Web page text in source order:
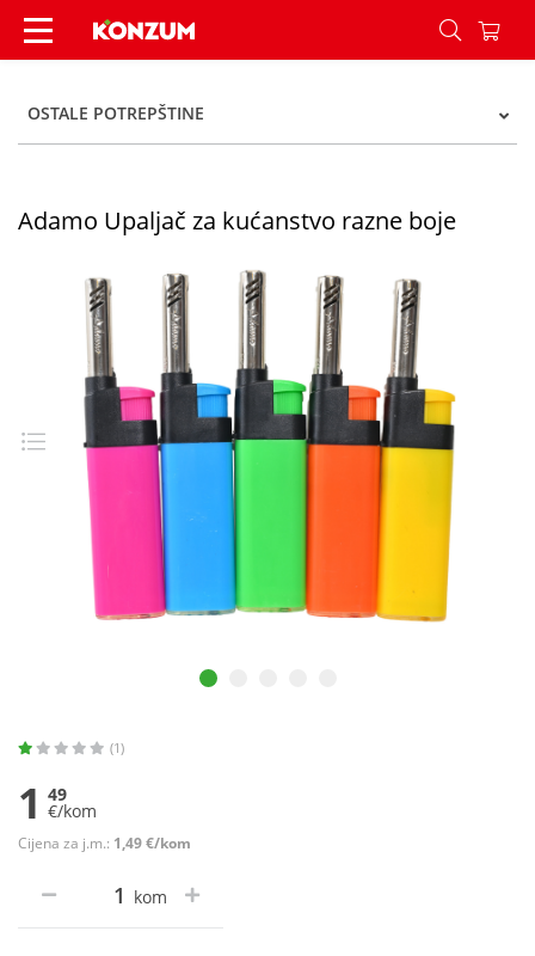
Adamo Upaljač za kućanstvo razne boje -
OSTALE POTREPŠTINE
Adamo Upaljač za kućanstvo razne boje
(1)
1 49
€/kom
Cijena za j.m.: 1,49 €/kom
kom